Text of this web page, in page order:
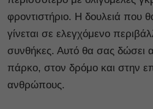
φροντιστήριο. Η δουλειά που
γίνεται σε ελεγχόμενο
συνθήκες. Αυτό θα σας δώσει
πάρκο, στον δρόμο και στην
ανθρώπους.